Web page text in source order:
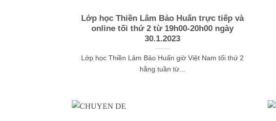
Lớp học Thiền Lâm Bảo Huấn trực tiếp và
online tối thứ 2 từ 19h00-20h00 ngày
30.1.2023
Lớp học Thiền Lâm Bảo Huấn giờ Việt Nam tối thứ 2
hằng tuần từ...